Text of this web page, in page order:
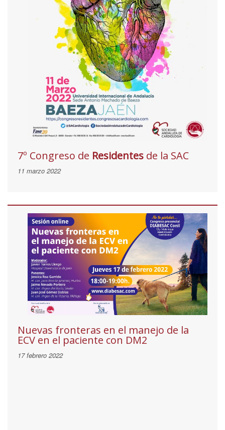
7º Congreso de Residentes de la SAC
11 marzo 2022
Nuevas fronteras en el manejo de la
ECV en el paciente con DM2
17 febrero 2022